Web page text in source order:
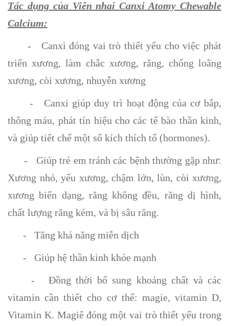
Tác dụng của Viên nhai Canxi Atomy Chewable
Calcium:
- Canxi đóng vai trò thiết yếu cho việc phát
triển xương, làm chắc xương, răng, chống loãng
xương, còi xương, nhuyễn xương
- Canxi giúp duy trì hoạt động của cơ bắp,
thông máu, phát tín hiệu cho các tế bào thần kinh,
và giúp tiết chế một số kích thích tố (hormones).
- Giúp trẻ em tránh các bệnh thường gặp như:
Xương nhỏ, yếu xương, chậm lớn, lùn, còi xương,
xương biến dạng, răng không đều, răng dị hình,
chất lượng răng kém, và bị sâu răng.
- Tăng khả năng miễn dịch
- Giúp hệ thần kinh khỏe mạnh
- Đồng thời bổ sung khoáng chất và các
vitamin cần thiết cho cơ thể: magie, vitamin D,
Vitamin K. Magiê đóng một vai trò thiết yếu trong